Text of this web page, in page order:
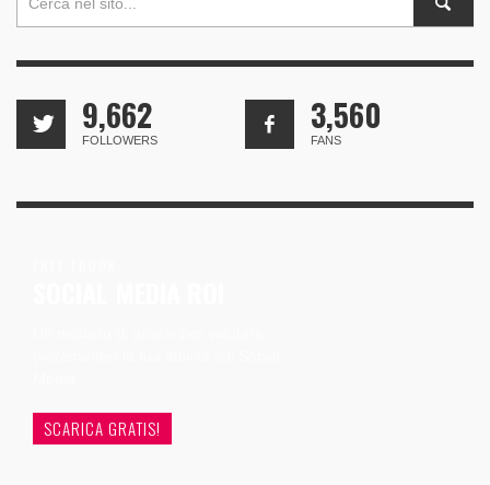
9,662
FOLLOWERS
3,560
FANS
SCARICA GRATIS!